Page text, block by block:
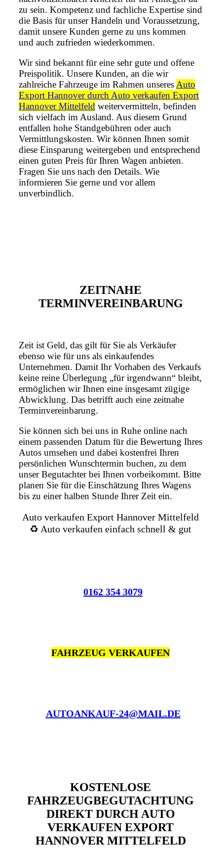
zu sein. Kompetenz und fachliche Expertise sind
die Basis für unser Handeln und Voraussetzung,
damit unsere Kunden gerne zu uns kommen
und auch zufrieden wiederkommen.
Wir sind bekannt für eine sehr gute und offene
Preispolitik. Unsere Kunden, an die wir
zahlreiche Fahrzeuge im Rahmen unseres Auto
Export Hannover durch Auto verkaufen Export
Hannover Mittelfeld weitervermitteln, befinden
sich vielfach im Ausland. Aus diesem Grund
entfallen hohe Standgebühren oder auch
Vermittlungskosten. Wir können Ihnen somit
diese Einsparung weitergeben und entsprechend
einen guten Preis für Ihren Wagen anbieten.
Fragen Sie uns nach den Details. Wie
informieren Sie gerne und vor allem
unverbindlich.
ZEITNAHE
TERMINVEREINBARUNG
Zeit ist Geld, das gilt für Sie als Verkäufer
ebenso wie für uns als einkaufendes
Unternehmen. Damit Ihr Vorhaben des Verkaufs
keine reine Überlegung „für irgendwann“ bleibt,
ermöglichen wir Ihnen eine insgesamt zügige
Abwicklung. Das betrifft auch eine zeitnahe
Terminvereinbarung.
Sie können sich bei uns in Ruhe online nach
einem passenden Datum für die Bewertung Ihres
Autos umsehen und dabei kostenfrei Ihren
persönlichen Wunschtermin buchen, zu dem
unser Begutachter bei Ihnen vorbeikommt. Bitte
planen Sie für die Einschätzung Ihres Wagens
bis zu einer halben Stunde Ihrer Zeit ein.
Auto verkaufen Export Hannover Mittelfeld
♻️ Auto verkaufen einfach schnell & gut
0162 354 3079
FAHRZEUG VERKAUFEN
AUTOANKAUF-24@MAIL.DE
KOSTENLOSE
FAHRZEUGBEGUTACHTUNG
DIREKT DURCH AUTO
VERKAUFEN EXPORT
HANNOVER MITTELFELD